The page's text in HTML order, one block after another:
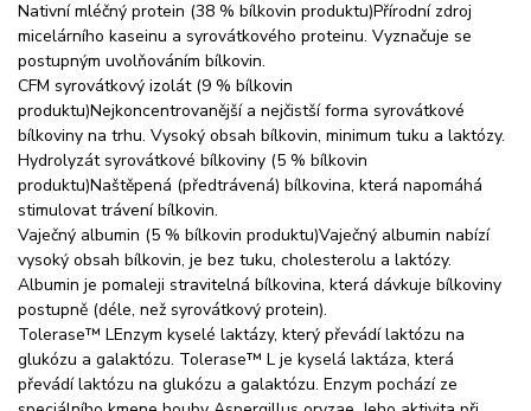
Nativní mléčný protein (38 % bílkovin produktu)Přírodní zdroj
micelárního kaseinu a syrovátkového proteinu. Vyznačuje se
postupným uvolňováním bílkovin.
CFM syrovátkový izolát (9 % bílkovin
produktu)Nejkoncentrovanější a nejčistší forma syrovátkové
bílkoviny na trhu. Vysoký obsah bílkovin, minimum tuku a laktózy.
Hydrolyzát syrovátkové bílkoviny (5 % bílkovin
produktu)Naštěpená (předtrávená) bílkovina, která napomáhá
stimulovat trávení bílkovin.
Vaječný albumin (5 % bílkovin produktu)Vaječný albumin nabízí
vysoký obsah bílkovin, je bez tuku, cholesterolu a laktózy.
Albumin je pomaleji stravitelná bílkovina, která dávkuje bílkoviny
postupně (déle, než syrovátkový protein).
Tolerase™ LEnzym kyselé laktázy, který převádí laktózu na
glukózu a galaktózu. Tolerase™ L je kyselá laktáza, která
převádí laktózu na glukózu a galaktózu. Enzym pochází ze